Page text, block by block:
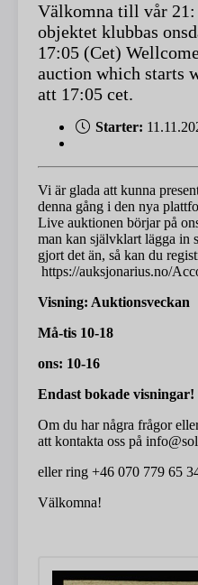
Välkomna till vår
objektet klubbas
17:05 (Cet)
auction which starts
att 17:05 cet.
Starter:
Vi är glada att kunna
denna gång i den nya
Live auktionen börjar på
man kan självklart lägga in
gjort det än, så kan du
https://auksjonarius.no/
Visning: Auktionsveckan
Må-tis 10-18
ons: 10-16
Endast bokade visningar!
Om du har några frågor
att kontakta oss på
eller ring +46 070 779 65
Välkomna!